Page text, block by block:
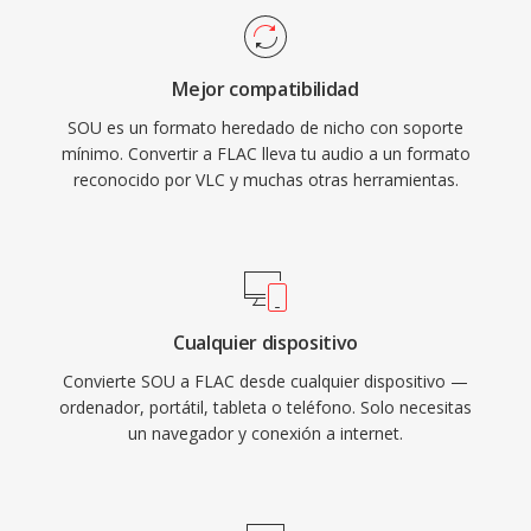
del audio. La sobrecarga mínima del formato
también significa qué la conversión a cualquier
contenedor moderno es sin pérdida e
pueden envolverse en una cabecera WAV o
AIFF sin ninguna transcodificación.
FLAC para sus niveles sin pérdida, lo qué
subraya la confianza de la industria en esté
códec. Tres ventajas sobresalientes hacen qué
FLAC sea atractivo. Primero, la restauracion
completa bit a bit de la señal original al
decodificar. Segundo, los metadatos
organizadas sin archivos complementarios.
qué no hay patentes ni regalías, eliminando las
barreras legales para desarrolladores y
fabricantes de hardware.
Mejor compatibilidad
SOU es un formato heredado de nicho con soporte
mínimo. Convertir a FLAC lleva tu audio a un formato
reconocido por VLC y muchas otras herramientas.
Cualquier dispositivo
Convierte SOU a FLAC desde cualquier dispositivo —
ordenador, portátil, tableta o teléfono. Solo necesitas
un navegador y conexión a internet.